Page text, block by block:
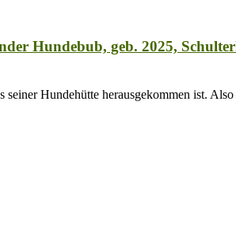
Hundebub, geb. 2025,
seiner Hundehütte herausgekommen ist.